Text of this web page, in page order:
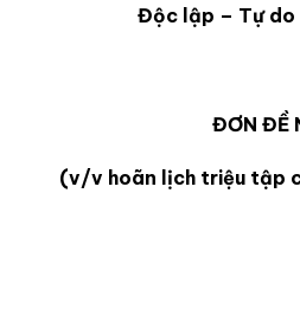
Độc lập – Tự do
ĐƠN ĐỀ
(v/v hoãn lịch triệu tập